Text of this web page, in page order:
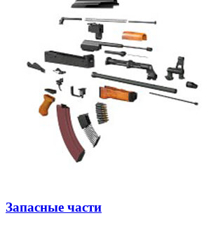
Запасные части